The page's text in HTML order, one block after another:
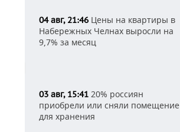
04 авг, 21:46 Цены на квартиры в
Набережных Челнах выросли на
9,7% за месяц
03 авг, 15:41 20% россиян
приобрели или сняли помещение
для хранения